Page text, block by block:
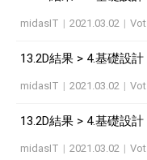
midasIT | 2021.03.02 |
13.2D結果 > 4.基礎設
midasIT | 2021.03.02 |
13.2D結果 > 4.基礎設
midasIT | 2021.03.02 |